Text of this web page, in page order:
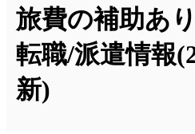
旅費の補助あ
転職/派遣情報
新)